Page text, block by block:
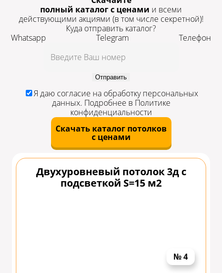
полный каталог с ценами и всеми
действующими акциями (в том числе секретной)!
Куда отправить каталог?
Whatsapp
Telegram Телефон
Отправить
Я даю согласие на обработку персональных
данных. Подробнее в Политике
конфиденциальности
Скачать каталог потолков
с ценами
Двухуровневый потолок 3д с
подсветкой S=15 м2
№ 4